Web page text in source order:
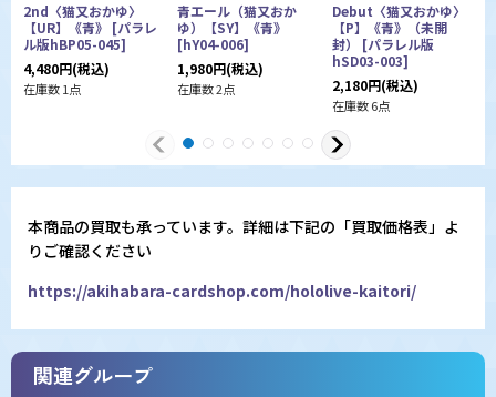
2nd〈猫又おかゆ〉
【UR】《青》 [パラレ
ル版hBP05-045]
4,480円(税込)
在庫数 1点
青エール（猫又おか
ゆ）【SY】《青》
[hY04-006]
1,980円(税込)
在庫数 2点
Debut〈猫又おかゆ〉
【P】《青》（未開
封）
[パラレル版
hSD03-003]
2,180円(税込)
在庫数 6点
本商品の買取も承っています。詳細は下記の「買取価格表」よ
りご確認ください
https://akihabara-cardshop.com/hololive-kaitori/
関連グループ